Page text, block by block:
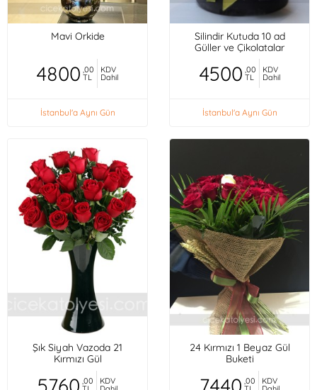
Mavi Orkide
4800 ,00
TL
KDV
Dahil
İstanbul'a Aynı Gün
Silindir Kutuda 10 ad
Güller ve Çikolatalar
4500 ,00
TL
KDV
Dahil
İstanbul'a Aynı Gün
Şık Siyah Vazoda 21
Kırmızı Gül
5760 ,00 KDV
24 Kırmızı 1 Beyaz Gül
Buketi
7440 ,00 KDV